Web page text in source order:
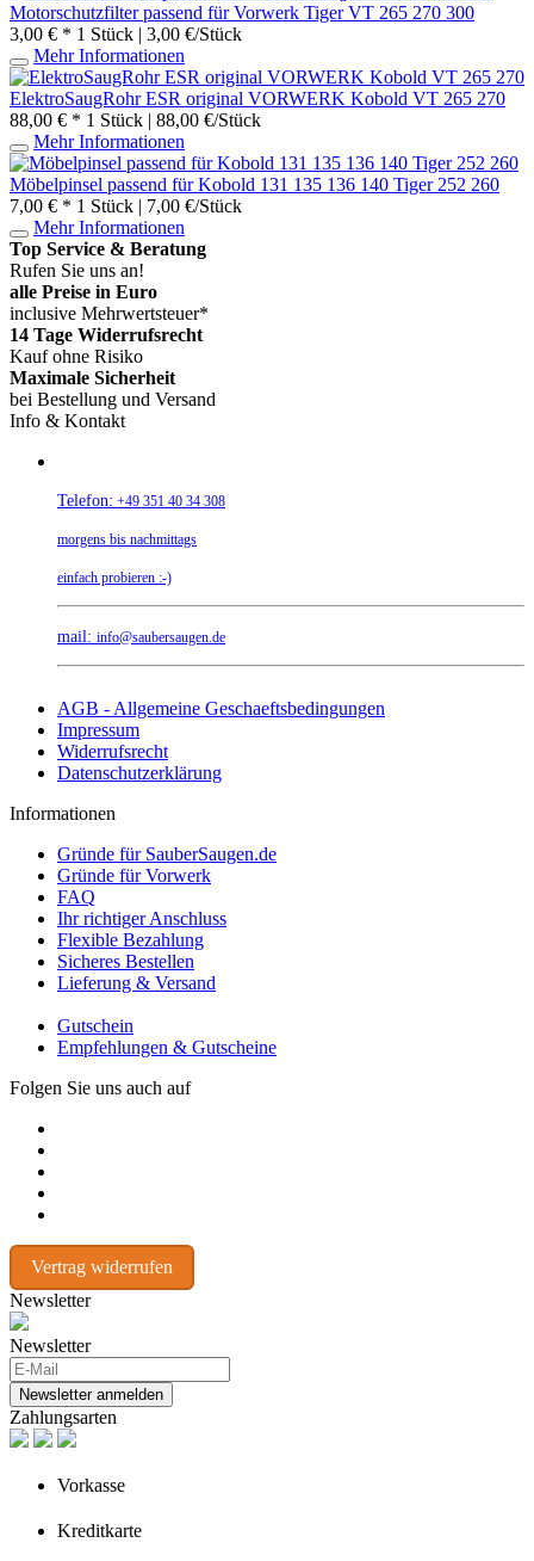
Motorschutzfilter passend für Vorwerk Tiger VT 265 270 300
3,00 € * 1 Stück | 3,00 €/Stück
Mehr Informationen
ElektroSaugRohr ESR original VORWERK Kobold VT 265 270
88,00 € * 1 Stück | 88,00 €/Stück
Mehr Informationen
Möbelpinsel passend für Kobold 131 135 136 140 Tiger 252 260
7,00 € * 1 Stück | 7,00 €/Stück
Mehr Informationen
Top Service & Beratung
Rufen Sie uns an!
alle Preise in Euro
inclusive Mehrwertsteuer*
14 Tage Widerrufsrecht
Kauf ohne Risiko
Maximale Sicherheit
bei Bestellung und Versand
Info & Kontakt
Telefon: +49 351 40 34 308
morgens bis nachmittags
einfach probieren :-)
mail: info@saubersaugen.de
AGB - Allgemeine Geschaeftsbedingungen
Impressum
Widerrufsrecht
Datenschutzerklärung
Informationen
Gründe für SauberSaugen.de
Gründe für Vorwerk
FAQ
Ihr richtiger Anschluss
Flexible Bezahlung
Sicheres Bestellen
Lieferung & Versand
Gutschein
Empfehlungen & Gutscheine
Folgen Sie uns auch auf
Vertrag widerrufen
Newsletter
Newsletter
Newsletter anmelden
Zahlungsarten
Vorkasse
Kreditkarte